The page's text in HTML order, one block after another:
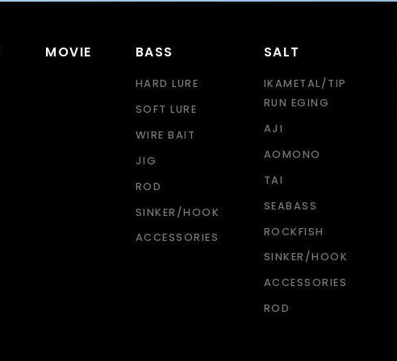
MOVIE BASS
HARD LURE
SOFT LURE
WIRE BAIT
JIG
ROD
SINKER/HOOK
ACCESSORIES
SALT
IKAMETAL/TIP
RUN EGING
AJI
AOMONO
TAI
SEABASS
ROCKFISH
SINKER/HOOK
ACCESSORIES
ROD